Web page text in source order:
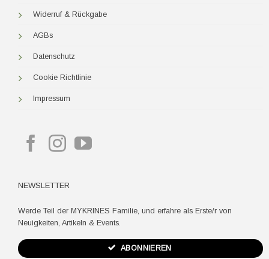
Widerruf & Rückgabe
AGBs
Datenschutz
Cookie Richtlinie
Impressum
NEWSLETTER
Werde Teil der MYKRINES Familie, und erfahre als Erste/r von
Neuigkeiten, Artikeln & Events.
ABONNIEREN